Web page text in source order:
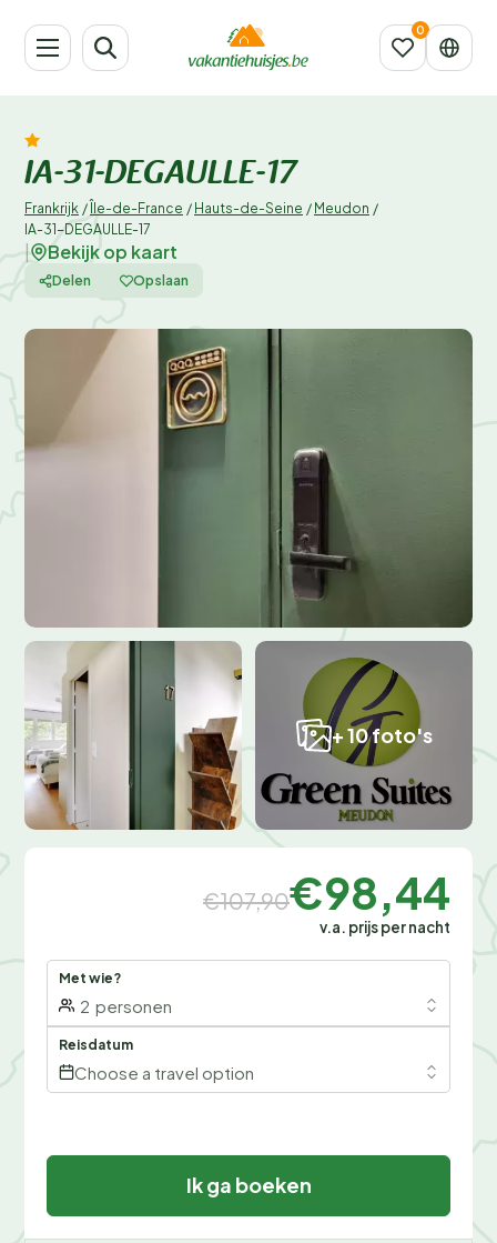
IA-31-DEGAULLE-17
Frankrijk / Île-de-France / Hauts-de-Seine / Meudon /
IA-31-DEGAULLE-17
Bekijk op kaart
Delen Opslaan
+ 10 foto's
€107,90€98,44
v.a. prijs per nacht
Met wie?
2 personen
Reisdatum
Choose a travel option
Ik ga boeken